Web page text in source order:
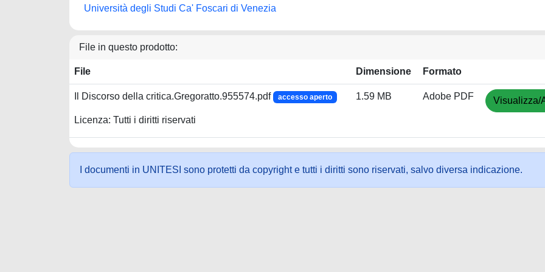
Università degli Studi Ca' Foscari di Venezia
File in questo prodotto:
File Dimensione Formato
Il Discorso della critica.Gregoratto.955574.pdf accesso aperto
Licenza: Tutti i diritti riservati
1.59 MB Adobe PDF Visualizza/
I documenti in UNITESI sono protetti da copyright e tutti i diritti sono riservati, salvo diversa indicazione.